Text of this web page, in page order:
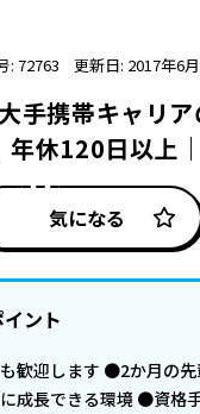
: 72763 更新日: 2017年6
手携帯キャリ
年休120日以上
気になる
ント
歓迎します ●2か月の先
成長できる環境 ●資格